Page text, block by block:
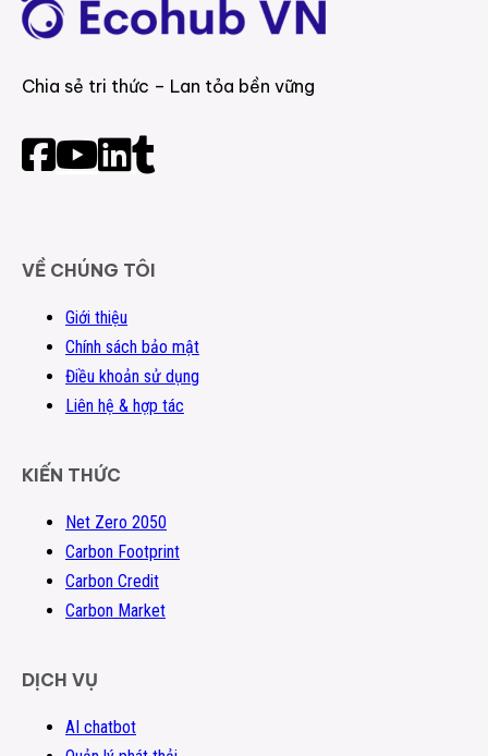
Chia sẻ tri thức – Lan tỏa bền vững
VỀ CHÚNG TÔI
Giới thiệu
Chính sách bảo mật
Điều khoản sử dụng
Liên hệ & hợp tác
KIẾN THỨC
Net Zero 2050
Carbon Footprint
Carbon Credit
Carbon Market
DỊCH VỤ
AI chatbot